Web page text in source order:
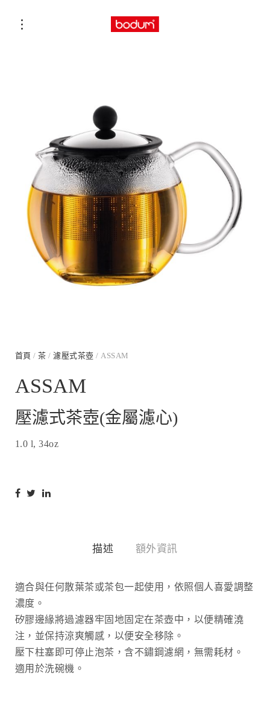
首頁 /茶 /濾壓式茶壺 / ASSAM
ASSAM
壓濾式茶壺(金屬濾心)
1.0 l, 34oz
描述 額外資訊
適合與任何散葉茶或茶包一起使用，依照個人喜愛調整
濃度。
矽膠邊緣將過濾器牢固地固定在茶壺中，以便精確澆
注，並保持涼爽觸感，以便安全移除。
壓下柱塞即可停止泡茶，含不鏽鋼濾網，無需耗材。
適用於洗碗機。